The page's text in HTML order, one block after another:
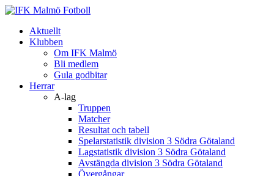
Aktuellt
Klubben
Om IFK Malmö
Bli medlem
Gula godbitar
Herrar
A-lag
Truppen
Matcher
Resultat och tabell
Spelarstatistik division 3 Södra Götaland
Lagstatistik division 3 Södra Götaland
Avstängda division 3 Södra Götaland
Övergångar